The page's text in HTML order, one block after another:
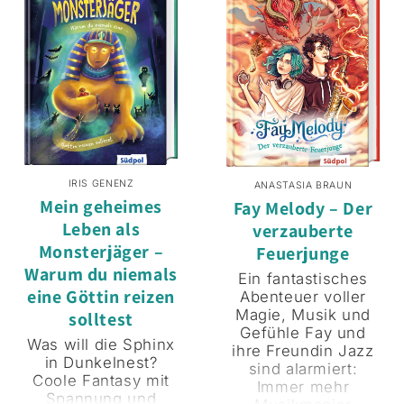
sicher gerade recht!
Da bleibt nur eins:
Mäc Mief muss mit,
um seinen Finn zu
beschützen. Und
dafür nimmt er es
mit allem und
jedem auf – sogar
mit der echten
den Habicht und
bringen ihn in eine
nahe gelegene
Greifvogelstation.
Dort erfahren sie,
dass in der Gegend
vermehrt Fallen und
sogar Giftköder
gegen Greifvögel
eingesetzt wurden,
obwohl die Tiere
unter Naturschutz
stehen. Wer steckt
hinter den
gemeinen
Anschlägen? Bei
ihren Ermittlungen
geraten die Grünen
Piraten jedoch
selbst ins Visier der
Fallensteller …
IRIS GENENZ
Mein geheimes
Leben als
Monsterjäger –
Warum du niemals
eine Göttin reizen
solltest
Was will die Sphinx
in Dunkelnest?
Coole Fantasy mit
Spannung und
ANASTASIA BRAUN
Fay Melody – Der
verzauberte
Feuerjunge
Ein fantastisches
Abenteuer voller
Magie, Musik und
Gefühle Fay und
ihre Freundin Jazz
sind alarmiert:
Immer mehr